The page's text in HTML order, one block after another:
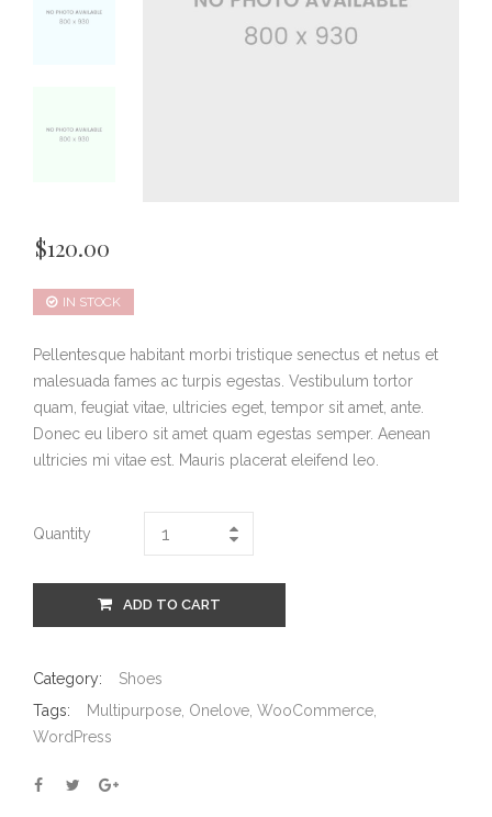
$120.00
IN STOCK
Pellentesque habitant morbi tristique senectus et netus et
malesuada fames ac turpis egestas. Vestibulum tortor
quam, feugiat vitae, ultricies eget, tempor sit amet, ante.
Donec eu libero sit amet quam egestas semper. Aenean
ultricies mi vitae est. Mauris placerat eleifend leo.
Quantity
ADD TO CART
Category:
Shoes
Tags:
Multipurpose, Onelove, WooCommerce,
WordPress